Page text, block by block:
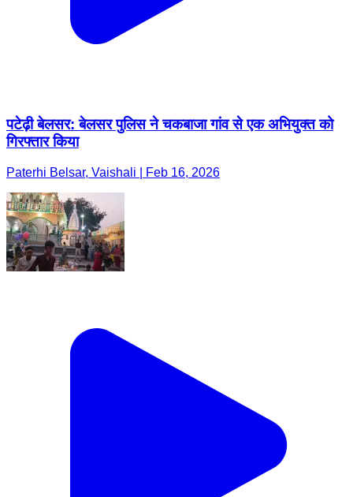
पटेढ़ी बेलसर: बेलसर पुलिस ने चकबाजा गांव से एक अभियुक्त को
गिरफ्तार किया
Paterhi Belsar, Vaishali | Feb 16, 2026